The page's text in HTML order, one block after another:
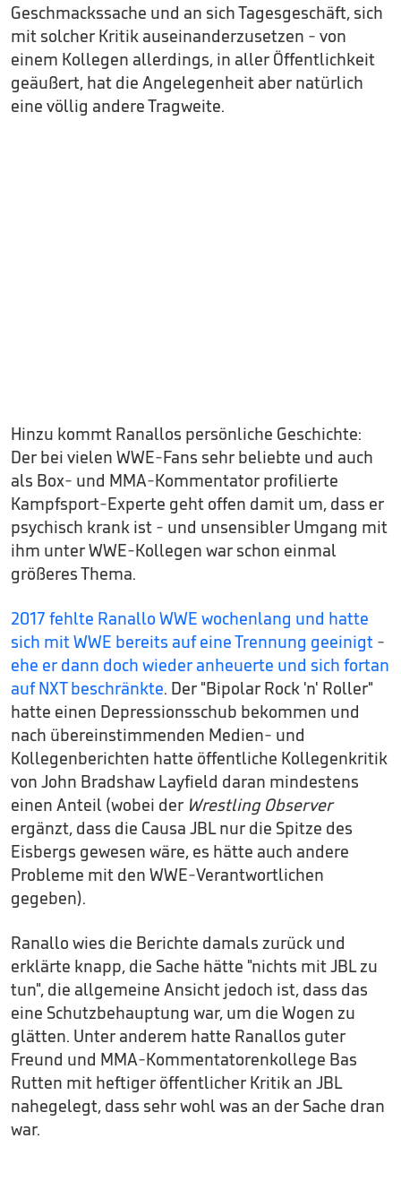
Geschmackssache und an sich Tagesgeschäft, sich
mit solcher Kritik auseinanderzusetzen - von
einem Kollegen allerdings, in aller Öffentlichkeit
geäußert, hat die Angelegenheit aber natürlich
eine völlig andere Tragweite.
Hinzu kommt Ranallos persönliche Geschichte:
Der bei vielen WWE-Fans sehr beliebte und auch
als Box- und MMA-Kommentator profilierte
Kampfsport-Experte geht offen damit um, dass er
psychisch krank ist - und unsensibler Umgang mit
ihm unter WWE-Kollegen war schon einmal
größeres Thema.
2017 fehlte Ranallo WWE wochenlang und hatte
sich mit WWE bereits auf eine Trennung geeinigt -
ehe er dann doch wieder anheuerte und sich fortan
auf NXT beschränkte. Der "Bipolar Rock 'n' Roller"
hatte einen Depressionsschub bekommen und
nach übereinstimmenden Medien- und
Kollegenberichten hatte öffentliche Kollegenkritik
von John Bradshaw Layfield daran mindestens
einen Anteil (wobei der Wrestling Observer
ergänzt, dass die Causa JBL nur die Spitze des
Eisbergs gewesen wäre, es hätte auch andere
Probleme mit den WWE-Verantwortlichen
gegeben).
Ranallo wies die Berichte damals zurück und
erklärte knapp, die Sache hätte "nichts mit JBL zu
tun", die allgemeine Ansicht jedoch ist, dass das
eine Schutzbehauptung war, um die Wogen zu
glätten. Unter anderem hatte Ranallos guter
Freund und MMA-Kommentatorenkollege Bas
Rutten mit heftiger öffentlicher Kritik an JBL
nahegelegt, dass sehr wohl was an der Sache dran
war.